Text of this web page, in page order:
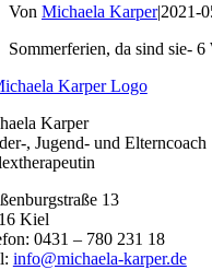
Von Michaela Karper|2021-
Sommerferien, da sind sie-
Karper
, Jugend- und Elterncoach
13
Kiel
0431 – 780 231 18
info@michaela-karper.de